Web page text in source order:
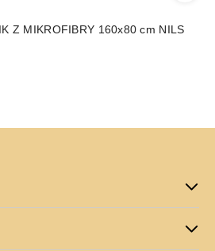
Z MIKROFIBRY 160x80 cm NILS